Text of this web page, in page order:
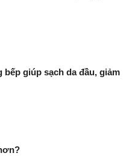
bếp giúp sạch da đầu, giảm